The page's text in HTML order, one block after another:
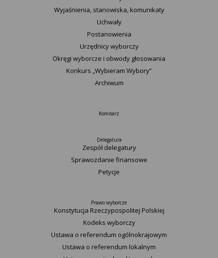
Wyjaśnienia, stanowiska, komunikaty
Uchwały
Postanowienia
Urzędnicy wyborczy
Okręgi wyborcze i obwody głosowania
Konkurs „Wybieram Wybory”
Archiwum
Komisarz
Delegatura
Zespół delegatury
Sprawozdanie finansowe
Petycje
Prawo wyborcze
Konstytucja Rzeczypospolitej Polskiej​
Kodeks wyborczy
Ustawa o referendum ogólnokrajowym
Ustawa o referendum lokalnym